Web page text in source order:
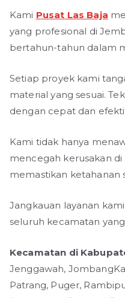
Kami Pusat Las Baja
yang profesional di
bertahun-tahun dalam
Setiap proyek kami
material yang sesuai.
dengan cepat dan
Kami tidak hanya
mencegah kerusakan
memastikan ketahanan
Jangkauan layanan
seluruh kecamatan
Kecamatan di
Jenggawah,
Patrang, Puger,